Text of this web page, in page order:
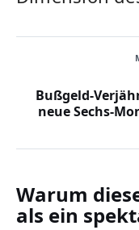
Bußgeld-
neue Sechs-
Warum
als ein